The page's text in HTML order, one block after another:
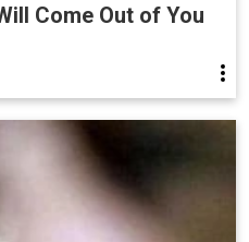
Come Out of You